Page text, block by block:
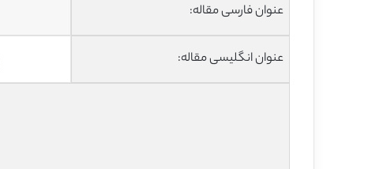
عنوان فارسی مقاله:
عنوان انگلیسی مقاله: